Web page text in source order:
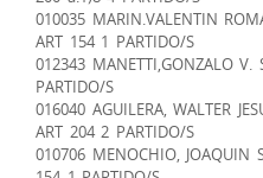
010035 MARIN.VALENTIN
ART 154 1 PARTIDO/S
012343 MANETTI,GONZALO V.
PARTIDO/S
016040 AGUILERA, WALTER
ART 204 2 PARTIDO/S
010706 MENOCHIO, JOAQUIN